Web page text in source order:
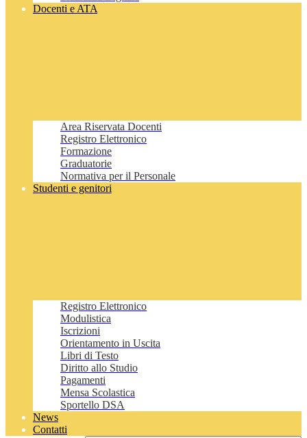
Docenti e ATA
Area Riservata Docenti
Registro Elettronico
Formazione
Graduatorie
Normativa per il Personale
Studenti e genitori
Registro Elettronico
Modulistica
Iscrizioni
Orientamento in Uscita
Libri di Testo
Diritto allo Studio
Pagamenti
Mensa Scolastica
Sportello DSA
News
Contatti